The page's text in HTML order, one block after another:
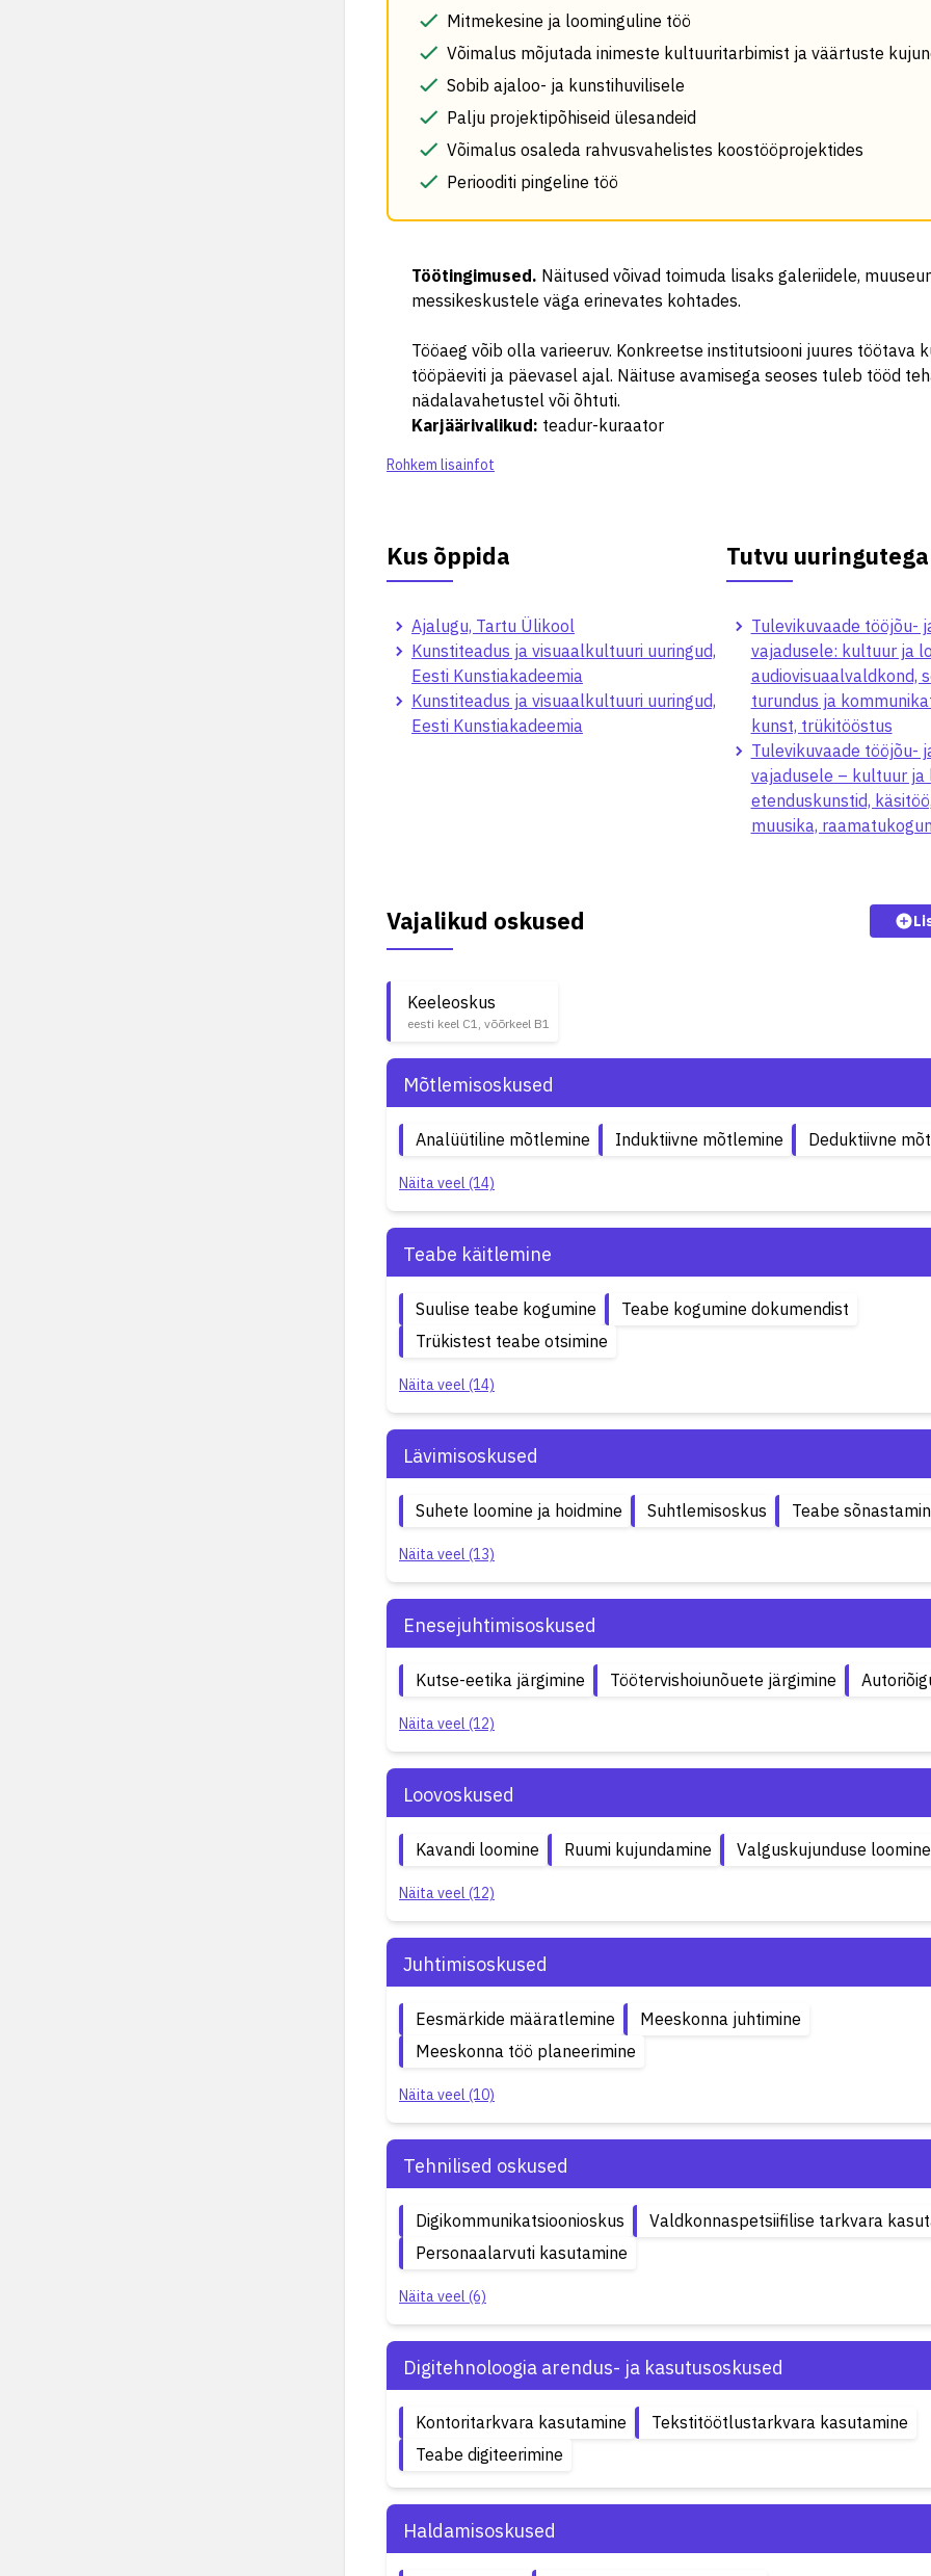
Mitmekesine ja loominguline töö
Võimalus mõjutada inimeste kultuuritarbimist ja väärtuste
Sobib ajaloo- ja kunstihuvilisele
Palju projektipõhiseid ülesandeid
Võimalus osaleda rahvusvahelistes koostööprojektides
Periooditi pingeline töö
Töötingimused. Näitused võivad toimuda lisaks galeriidele,
messikeskustele väga erinevates kohtades.
Tööaeg võib olla varieeruv. Konkreetse institutsiooni juures töötava
tööpäeviti ja päevasel ajal. Näituse avamisega seoses tuleb tööd
nädalavahetustel või õhtuti.
Karjäärivalikud: teadur-kuraator
Rohkem lisainfot
Kus õppida
Ajalugu, Tartu Ülikool
Kunstiteadus ja visuaalkultuuri uuringud,
Eesti Kunstiakadeemia
Kunstiteadus ja visuaalkultuuri uuringud,
Eesti Kunstiakadeemia
Tutvu uuringutega
Tulevikuvaade tööjõu-
vajadusele: kultuur ja
audiovisuaalvaldkond,
turundus ja
kunst, trükitööstus
Tulevikuvaade tööjõu-
vajadusele – kultuur ja
etenduskunstid,
muusika,
Vajalikud oskused
Keeleoskus
eesti keel C1, võõrkeel B1
Mõtlemisoskused
Analüütiline mõtlemine Induktiivne mõtlemine Deduktiivne
Näita veel (14)
Teabe käitlemine
Suulise teabe kogumine
Teabe kogumine dokumendist
Trükistest teabe otsimine
Näita veel (14)
Lävimisoskused
Suhete loomine ja hoidmine Suhtlemisoskus Teabe
Näita veel (13)
Enesejuhtimisoskused
Kutse-eetika järgimine Töötervishoiunõuete järgimine
Näita veel (12)
Loovoskused
Kavandi loomine Ruumi kujundamine Valguskujunduse loomine
Näita veel (12)
Juhtimisoskused
Eesmärkide määratlemine
Meeskonna juhtimine
Meeskonna töö planeerimine
Näita veel (10)
Tehnilised oskused
Digikommunikatsioonioskus
Valdkonnaspetsiifilise tarkvara
Personaalarvuti kasutamine
Näita veel (6)
Digitehnoloogia arendus- ja kasutusoskused
Kontoritarkvara kasutamine
Tekstitöötlustarkvara kasutamine
Teabe digiteerimine
Haldamisoskused